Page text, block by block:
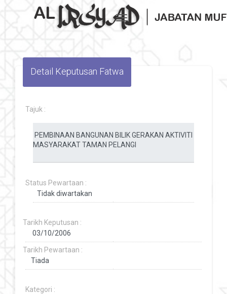
Toggle navigation
Detail Keputusan Fatwa
Tajuk :
Status Pewartaan :
Tarikh Keputusan :
Tarikh Pewartaan :
Kategori :